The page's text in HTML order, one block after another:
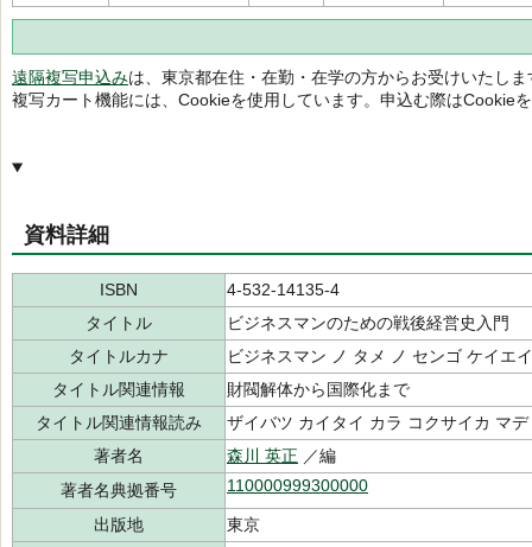
遠隔複写申込みは、東京都在住・在勤・在学の方からお受けいたしま
複写カート機能には、Cookieを使用しています。申込む際はCookie
資料詳細
ISBN
4-532-14135-4
タイトル
ビジネスマンのための戦後経営史入門
タイトルカナ
ビジネスマン ノ タメ ノ センゴ ケイエ
タイトル関連情報
財閥解体から国際化まで
タイトル関連情報読み
ザイバツ カイタイ カラ コクサイカ マデ
著者名
森川 英正 ／編
著者名典拠番号
110000999300000
出版地
東京